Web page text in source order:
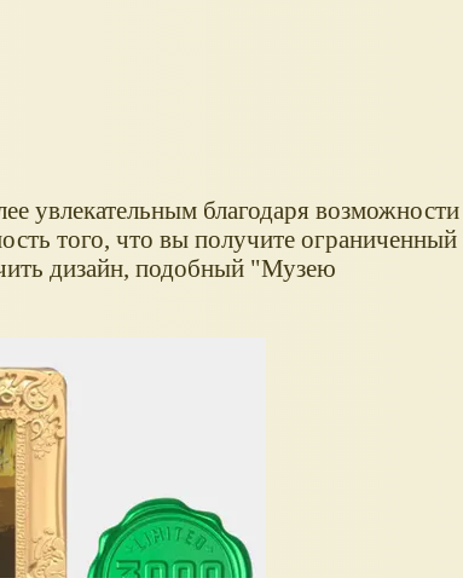
увлекательным благодаря возможности
того, что вы получите ограниченный
дизайн, подобный "Музею